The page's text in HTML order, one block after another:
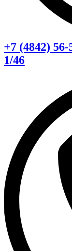
+7 (4842) 56-
1/46